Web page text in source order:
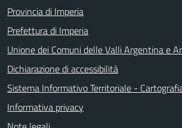
Provincia di Imperia
Prefettura di Imperia
Unione dei Comuni delle Valli Argentina e
Dichiarazione di accessibilità
Sistema Informativo Territoriale -
Informativa privacy